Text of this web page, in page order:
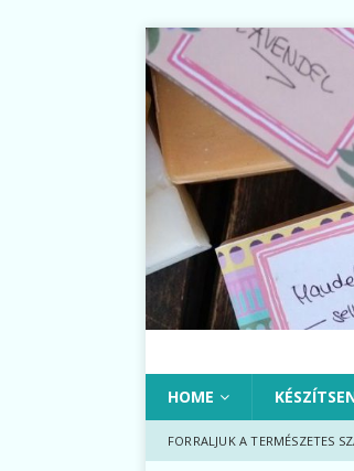
HOME
FORRALJUK A TERMÉSZETES